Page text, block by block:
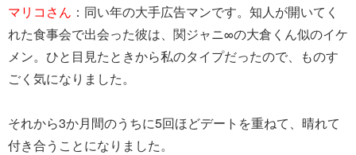
マリコさん ：同い年の大手広告マンです。知人が開いてく
れた食事会で出会った彼は、関ジャニ∞の大倉くん似のイケ
メン。ひと目見たときから私のタイプだったので、ものす
ごく気になりました。
それから3か月間のうちに5回ほどデートを重ねて、晴れて
付き合うことになりました。